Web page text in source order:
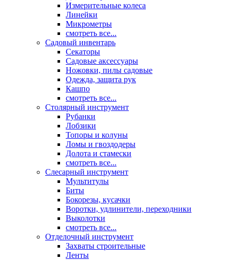
Измерительные колеса
Линейки
Микрометры
смотреть все...
Садовый инвентарь
Секаторы
Садовые аксессуары
Ножовки, пилы садовые
Одежда, защита рук
Кашпо
смотреть все...
Столярный инструмент
Рубанки
Лобзики
Топоры и колуны
Ломы и гвоздодеры
Долота и стамески
смотреть все...
Слесарный инструмент
Мультитулы
Биты
Бокорезы, кусачки
Воротки, удлинители, переходники
Выколотки
смотреть все...
Отделочный инструмент
Захваты строительные
Ленты